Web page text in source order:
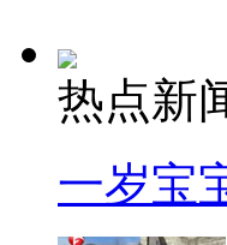
热点新
一岁宝